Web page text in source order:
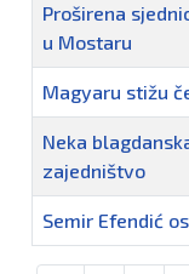
Članci
Proširena
u Mostaru
Magyaru stižu
Neka
zajedništvo
Semir Efendić